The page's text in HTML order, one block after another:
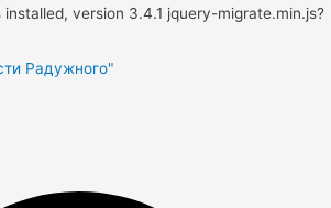
installed, version 3.4.1 jquery-migrate.min.js?
Радужного"